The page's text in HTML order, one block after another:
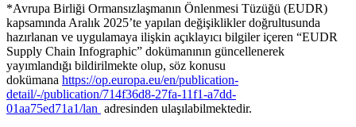
*Avrupa Birliği Ormansızlaşmanın Önlenmesi Tüzüğü (EUDR)
kapsamında Aralık 2025’te yapılan değişiklikler doğrultusunda
hazırlanan ve uygulamaya ilişkin açıklayıcı bilgiler içeren “EUDR
Supply Chain Infographic” dokümanının güncellenerek
yayımlandığı bildirilmekte olup, söz konusu
dokümana https://op.europa.eu/en/publication-
detail/-/publication/714f36d8-27fa-11f1-a7dd-
01aa75ed71a1/lan adresinden ulaşılabilmektedir.